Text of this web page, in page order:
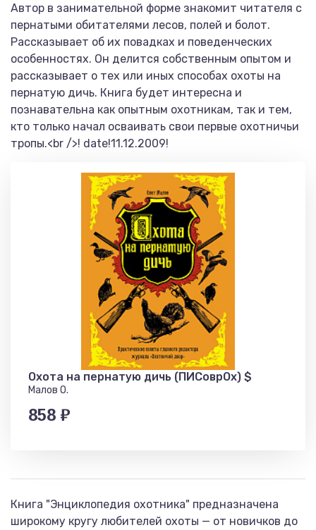
Автор в занимательной форме знакомит читателя с
пернатыми обитателями лесов, полей и болот.
Рассказывает об их повадках и поведенческих
особенностях. Он делится собственным опытом и
рассказывает о тех или иных способах охоты на
пернатую дичь. Книга будет интересна и
познавательна как опытным охотникам, так и тем,
кто только начал осваивать свои первые охотничьи
тропы.<br />! date!11.12.2009!
Охота на пернатую дичь (ПИСоврОх) $
Малов О.
858 ₽
Книга "Энциклопедия охотника" предназначена
широкому кругу любителей охоты — от новичков до